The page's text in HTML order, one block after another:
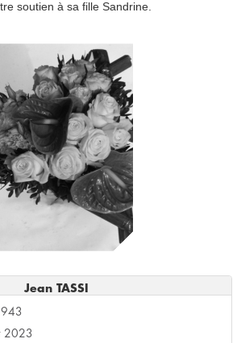
soutien à sa fille Sandrine.
Jean TASSI
2023